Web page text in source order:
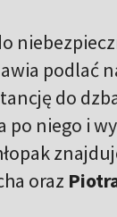
podlać
do
po niego i
oraz